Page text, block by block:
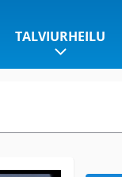
TALVIURHEILU